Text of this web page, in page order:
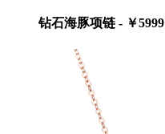
钻石海豚项链 - ￥5999